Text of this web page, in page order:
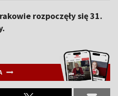
rozpoczęły się 31.